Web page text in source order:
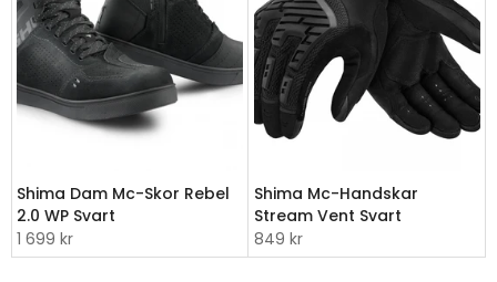
Shima Dam Mc-Skor Rebel
2.0 WP Svart
1 699 kr
Shima Mc-Handskar
Stream Vent Svart
849 kr